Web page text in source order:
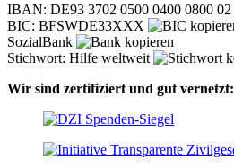
IBAN: DE93 3702 0500 0400 0800 02
BIC: BFSWDE33XXX
SozialBank
Stichwort: Hilfe weltweit
Wir sind zertifiziert und gut vernetzt: